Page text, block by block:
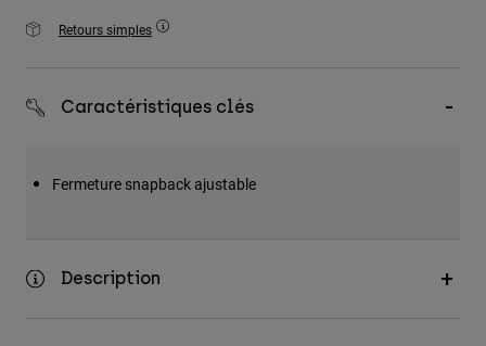
Sacs et sacs à dos
Retours simples
Caractéristiques clés
Fermeture snapback ajustable
Description